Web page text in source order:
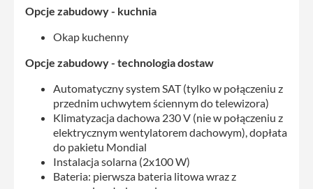
Opcje zabudowy - kuchnia
Okap kuchenny
Opcje zabudowy - technologia dostaw
Automatyczny system SAT (tylko w połączeniu z
przednim uchwytem ściennym do telewizora)
Klimatyzacja dachowa 230 V (nie w połączeniu z
elektrycznym wentylatorem dachowym), dopłata
do pakietu Mondial
Instalacja solarna (2x100 W)
Bateria: pierwsza bateria litowa wraz z